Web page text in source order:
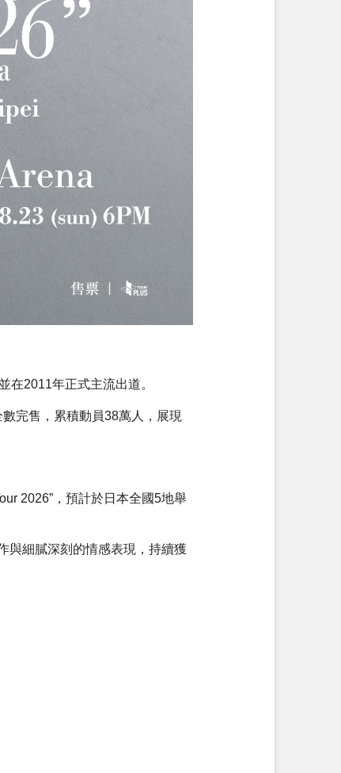
在2011年正式主流出道。
完售，累積動員38萬人，展現
2026”，預計於日本全國5地舉
與細膩深刻的情感表現，持續獲